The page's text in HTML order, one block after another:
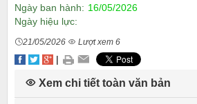
Ngày ban hành: 16/05/2026
Ngày hiệu lực:
21/05/2026 Lượt xem 6
|
Xem chi tiết toàn văn bản